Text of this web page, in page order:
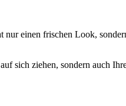
einen frischen Look,
sich ziehen, sondern auch